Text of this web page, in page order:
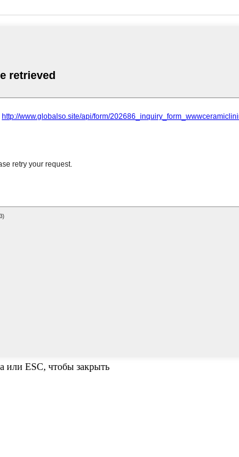
или ESC, чтобы закрыть